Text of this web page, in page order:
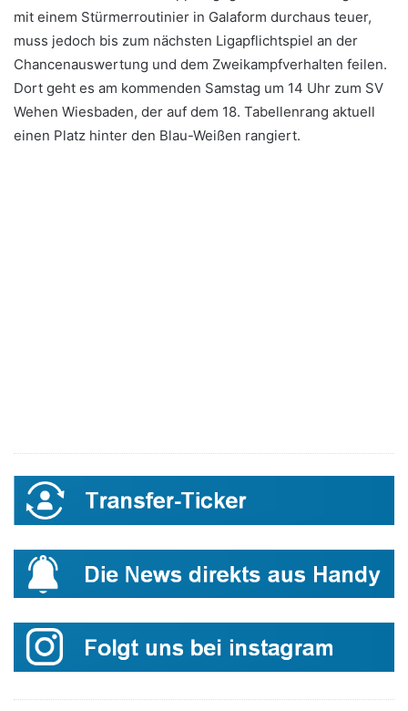
mit einem Stürmerroutinier in Galaform durchaus teuer,
muss jedoch bis zum nächsten Ligapflichtspiel an der
Chancenauswertung und dem Zweikampfverhalten feilen.
Dort geht es am kommenden Samstag um 14 Uhr zum SV
Wehen Wiesbaden, der auf dem 18. Tabellenrang aktuell
einen Platz hinter den Blau-Weißen rangiert.